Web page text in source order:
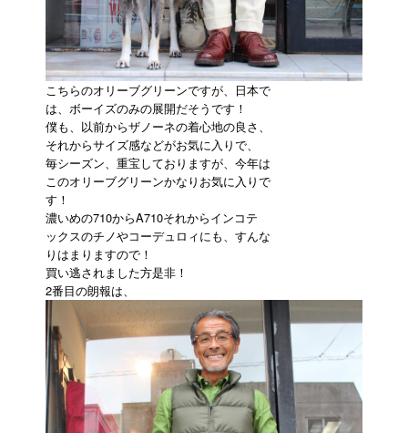
こちらのオリーブグリーンですが、日本で
は、ボーイズのみの展開だそうです！
僕も、以前からザノーネの着心地の良さ、
それからサイズ感などがお気に入りで、
毎シーズン、重宝しておりますが、今年は
このオリーブグリーンかなりお気に入りで
す！
濃いめの710からA710それからインコテ
ックスのチノやコーデュロィにも、すんな
りはまりますので！
買い逃されました方是非！
2番目の朗報は、